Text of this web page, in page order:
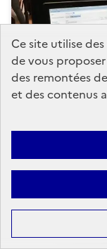
Ce site utilise
de vous
des remontées
et des contenus
1er mars à
:
et
(EAC)
Le 1er mars